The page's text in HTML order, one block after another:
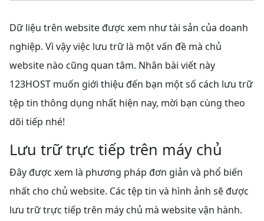
Dữ liệu trên website được xem như tài sản của doanh
nghiệp. Vì vậy việc lưu trữ là một vấn đề mà chủ
website nào cũng quan tâm. Nhân bài viết này
123HOST muốn giới thiệu đến bạn một số cách lưu trữ
tệp tin thông dụng nhất hiện nay, mời bạn cùng theo
dõi tiếp nhé!
Lưu trữ trực tiếp trên máy chủ
Đây được xem là phương pháp đơn giản và phổ biến
nhất cho chủ website. Các tệp tin và hình ảnh sẽ được
lưu trữ trực tiếp trên máy chủ mà website vận hành.